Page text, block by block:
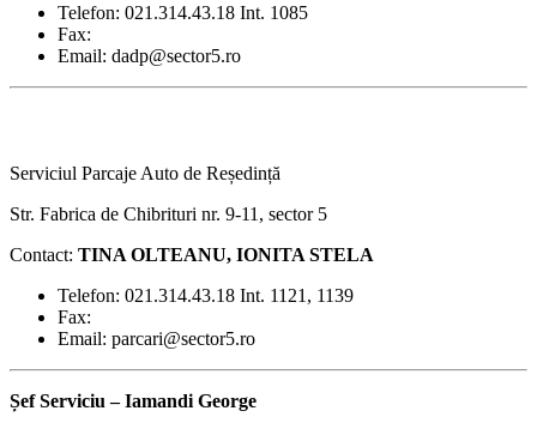
Telefon: 021.314.43.18 Int. 1085
Fax:
Email: dadp@sector5.ro
Serviciul Parcaje Auto de Reședință
Str. Fabrica de Chibrituri nr. 9-11, sector 5
Contact: TINA OLTEANU, IONITA STELA
Telefon: 021.314.43.18 Int. 1121, 1139
Fax:
Email: parcari@sector5.ro
Șef Serviciu –Iamandi George